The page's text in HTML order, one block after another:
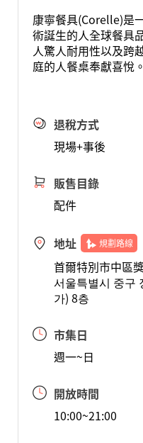
康寧餐具(Corelle)是
術誕生的人全球餐具
人驚人耐用性以及跨
庭的人餐桌奉獻喜悅。
退稅方式
現場+事後
販售目錄
配件
地址 規劃路線
首爾特別市中區
서울특별시 중구
가) 8층
市集日
週一~日
開放時間
10:00~21:00